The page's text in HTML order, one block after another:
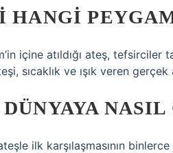
HANGI
içine atıldığı ateş, tefsirciler
sıcaklık ve ışık veren gerçek
DÜNYAYA
ilk karşılaşmasının